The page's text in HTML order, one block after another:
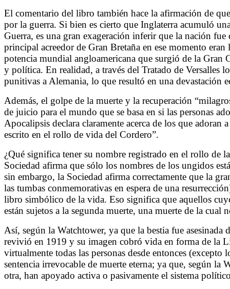
El comentario del libro también hace la afirmación de
por la guerra. Si bien es cierto que Inglaterra acumuló
Guerra, es una gran exageración inferir que la nación fue
principal acreedor de Gran Bretaña en ese momento
potencia mundial angloamericana que surgió de la Gran
y política. En realidad, a través del Tratado de Versalles
punitivas a Alemania, lo que resultó en una devastación
Además, el golpe de la muerte y la recuperación
de juicio para el mundo que se basa en si las personas
Apocalipsis declara claramente acerca de los que
escrito en el rollo de vida del Cordero”.
¿Qué significa tener su nombre registrado en el rollo de
Sociedad afirma que sólo los nombres de los ungidos
sin embargo, la Sociedad afirma correctamente que la
las tumbas conmemorativas en espera de una
libro simbólico de la vida. Eso significa que aquellos
están sujetos a la segunda muerte, una muerte de la cual
Así, según la Watchtower, ya que la bestia fue
revivió en 1919 y su imagen cobró vida en forma de la
virtualmente todas las personas desde entonces
sentencia irrevocable de muerte eterna; ya que, según la
otra, han apoyado activa o pasivamente el sistema